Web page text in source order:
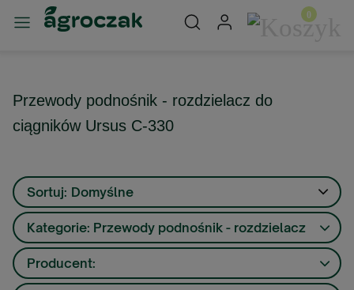
Przewody podnośnik - rozdzielacz do
ciągników Ursus C-330
Sortuj: Domyślne
Kategorie: Przewody podnośnik - rozdzielacz
Producent: